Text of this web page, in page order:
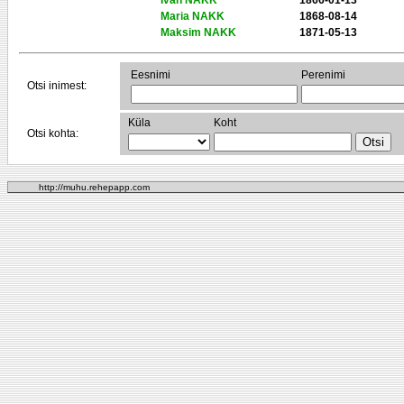
Maria NAKK
1868-08-14
Maksim NAKK
1871-05-13
Otsi inimest:
Eesnimi Perenimi
Otsi kohta:
Küla Koht
http://muhu.rehepapp.com